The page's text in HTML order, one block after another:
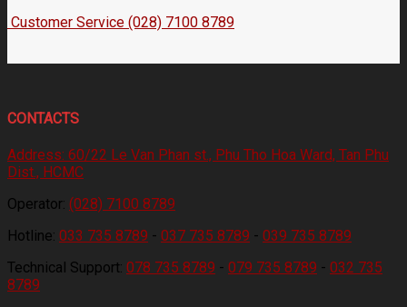
Customer Service (028) 7100 8789
CONTACTS
Address: 60/22 Le Van Phan st., Phu Tho Hoa Ward, Tan Phu
Dist., HCMC
Operator: (028) 7100 8789
Hotline: 033 735 8789 - 037 735 8789 - 039 735 8789
Technical Support: 078 735 8789 - 079 735 8789 - 032 735
8789